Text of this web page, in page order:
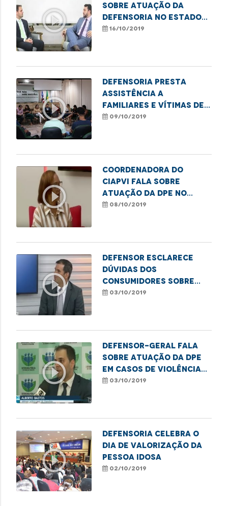
play_circle_outline
sobre atuação da
Defensoria no Estado
do Maranhão
16/10/2019
play_circle_outline
Defensoria presta
assistência a
familiares e vítimas de
acidente no Jaracaty
09/10/2019
play_circle_outline
Coordenadora do
CIAPVI fala sobre
atuação da DPE no
combate à violência
08/10/2019
play_circle_outline
Defensor esclarece
dúvidas dos
consumidores sobre
audiência de
03/10/2019
play_circle_outline
Defensor-geral fala
sobre atuação da DPE
em casos de violência
contra idosos
03/10/2019
play_circle_outline
Defensoria celebra o
Dia de Valorização da
Pessoa Idosa
02/10/2019